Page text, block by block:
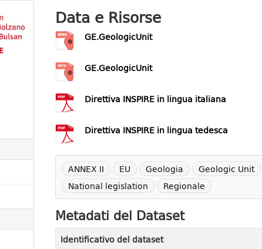
Data e Risorse
GE.GeologicUnit
GE.GeologicUnit
Direttiva INSPIRE in lingua italiana
Direttiva INSPIRE in lingua tedesca
ANNEX II EU Geologia Geologic Unit
National legislation
Regionale
Metadati del Dataset
Identificativo del dataset